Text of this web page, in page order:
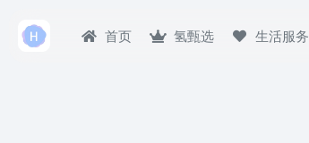
首页 氢甄选 生活服务